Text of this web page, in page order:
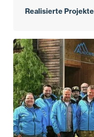
Realisierte Projekte